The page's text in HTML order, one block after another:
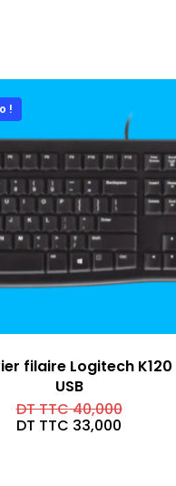
!
filaire Logitech K120
USB
DT TTC40,000Le
DT TTC 33,000